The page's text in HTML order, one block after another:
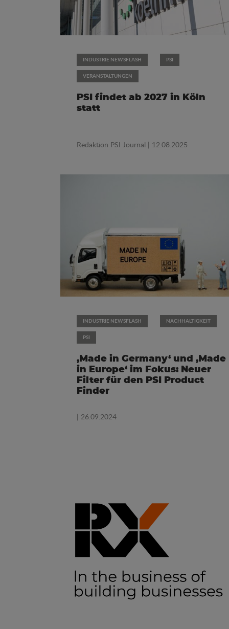
INDUSTRIE NEWSFLASH PSI
VERANSTALTUNGEN
PSI findet ab 2027 in Köln
statt
Redaktion PSI Journal | 12.08.2025
INDUSTRIE NEWSFLASH NACHHALTIGKEIT
PSI
‚Made in Germany‘ und ‚Made
in Europe‘ im Fokus: Neuer
Filter für den PSI Product
Finder
| 26.09.2024